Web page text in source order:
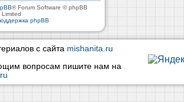
® Forum Software © phpBB
Limited
phpBB
с сайта mishanita.ru
вопросам пишите нам на